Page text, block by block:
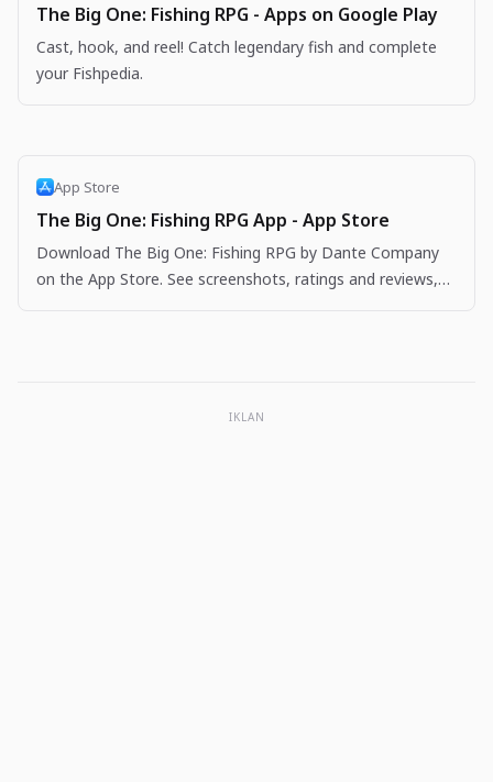
The Big One: Fishing RPG - Apps on Google Play
Cast, hook, and reel! Catch legendary fish and complete
your Fishpedia.
App Store
The Big One: Fishing RPG App - App Store
Download The Big One: Fishing RPG by Dante Company
on the App Store. See screenshots, ratings and reviews,
IKLAN